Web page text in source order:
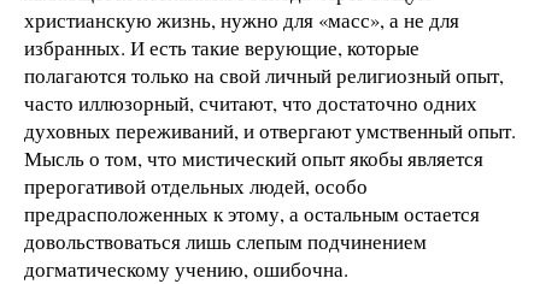
христианскую жизнь, нужно для «масс», а не для
избранных. И есть такие верующие, которые
полагаются только на свой личный религиозный опыт,
часто иллюзорный, считают, что достаточно одних
духовных переживаний, и отвергают умственный опыт.
Мысль о том, что мистический опыт якобы является
прерогативой отдельных людей, особо
предрасположенных к этому, а остальным остается
довольствоваться лишь слепым подчинением
догматическому учению, ошибочна.